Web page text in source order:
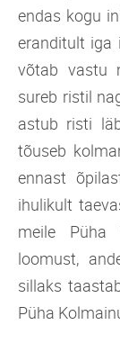
endas kogu
eranditult iga
võtab vastu
sureb ristil
astub risti
tõuseb
ennast
ihulikult
meile Püha
loomust,
sillaks
Püha